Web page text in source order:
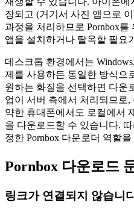
장되고 (거기서 사진 앱으로
과정을 처리하므로 Pornbox
앱을 설치하거나 탈옥할 필요
데스크톱 환경에서는
제를 사용하든 동일한 방식으
원하는 화질을 선택하면 다운
업이 서버 측에서 처리되므로
약한 휴대폰에서도 로컬에서
을 다운로드할 수 있습니다.
정한 Pornbox 다운로더 역할을
Pornbox 다운로드
링크가 연결되지 않습니